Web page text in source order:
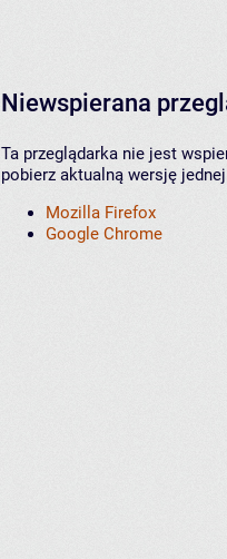
Niewspierana
Ta przeglądarka nie jest
pobierz aktualną wersję
Mozilla Firefox
Google Chrome